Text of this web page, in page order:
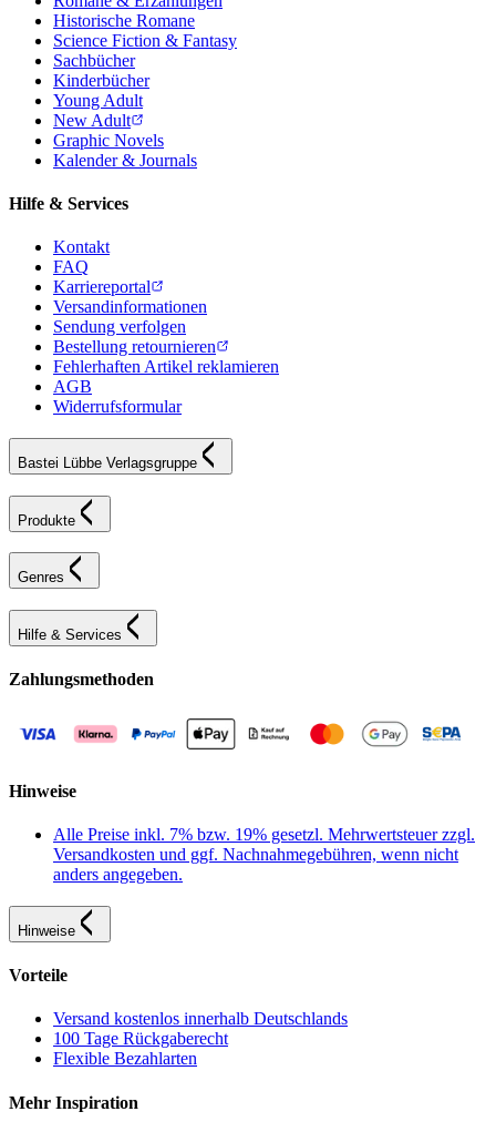
Historische Romane
Science Fiction & Fantasy
Sachbücher
Kinderbücher
Young Adult
New Adult
Graphic Novels
Kalender & Journals
Hilfe & Services
Kontakt
FAQ
Karriereportal
Versandinformationen
Sendung verfolgen
Bestellung retournieren
Fehlerhaften Artikel reklamieren
AGB
Widerrufsformular
Bastei Lübbe Verlagsgruppe
Produkte
Genres
Hilfe & Services
Zahlungsmethoden
Hinweise
Alle Preise inkl. 7% bzw. 19% gesetzl. Mehrwertsteuer zzgl.
Versandkosten und ggf. Nachnahmegebühren, wenn nicht
anders angegeben.
Hinweise
Vorteile
Versand kostenlos innerhalb Deutschlands
100 Tage Rückgaberecht
Flexible Bezahlarten
Mehr Inspiration